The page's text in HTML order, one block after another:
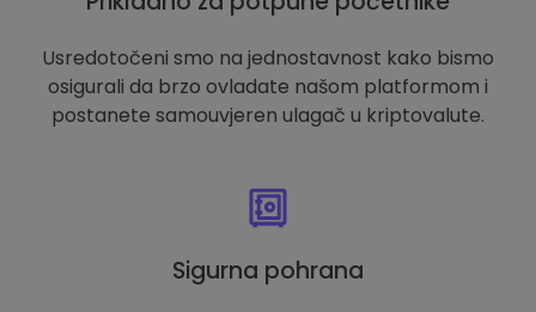
Usredotočeni smo na jednostavnost kako bismo
osigurali da brzo ovladate našom platformom i
postanete samouvjeren ulagač u kriptovalute.
Sigurna pohrana